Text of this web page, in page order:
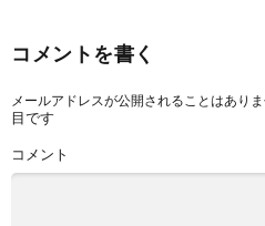
コメントを書く
メールアドレスが公開されることはありま
目です
コメント